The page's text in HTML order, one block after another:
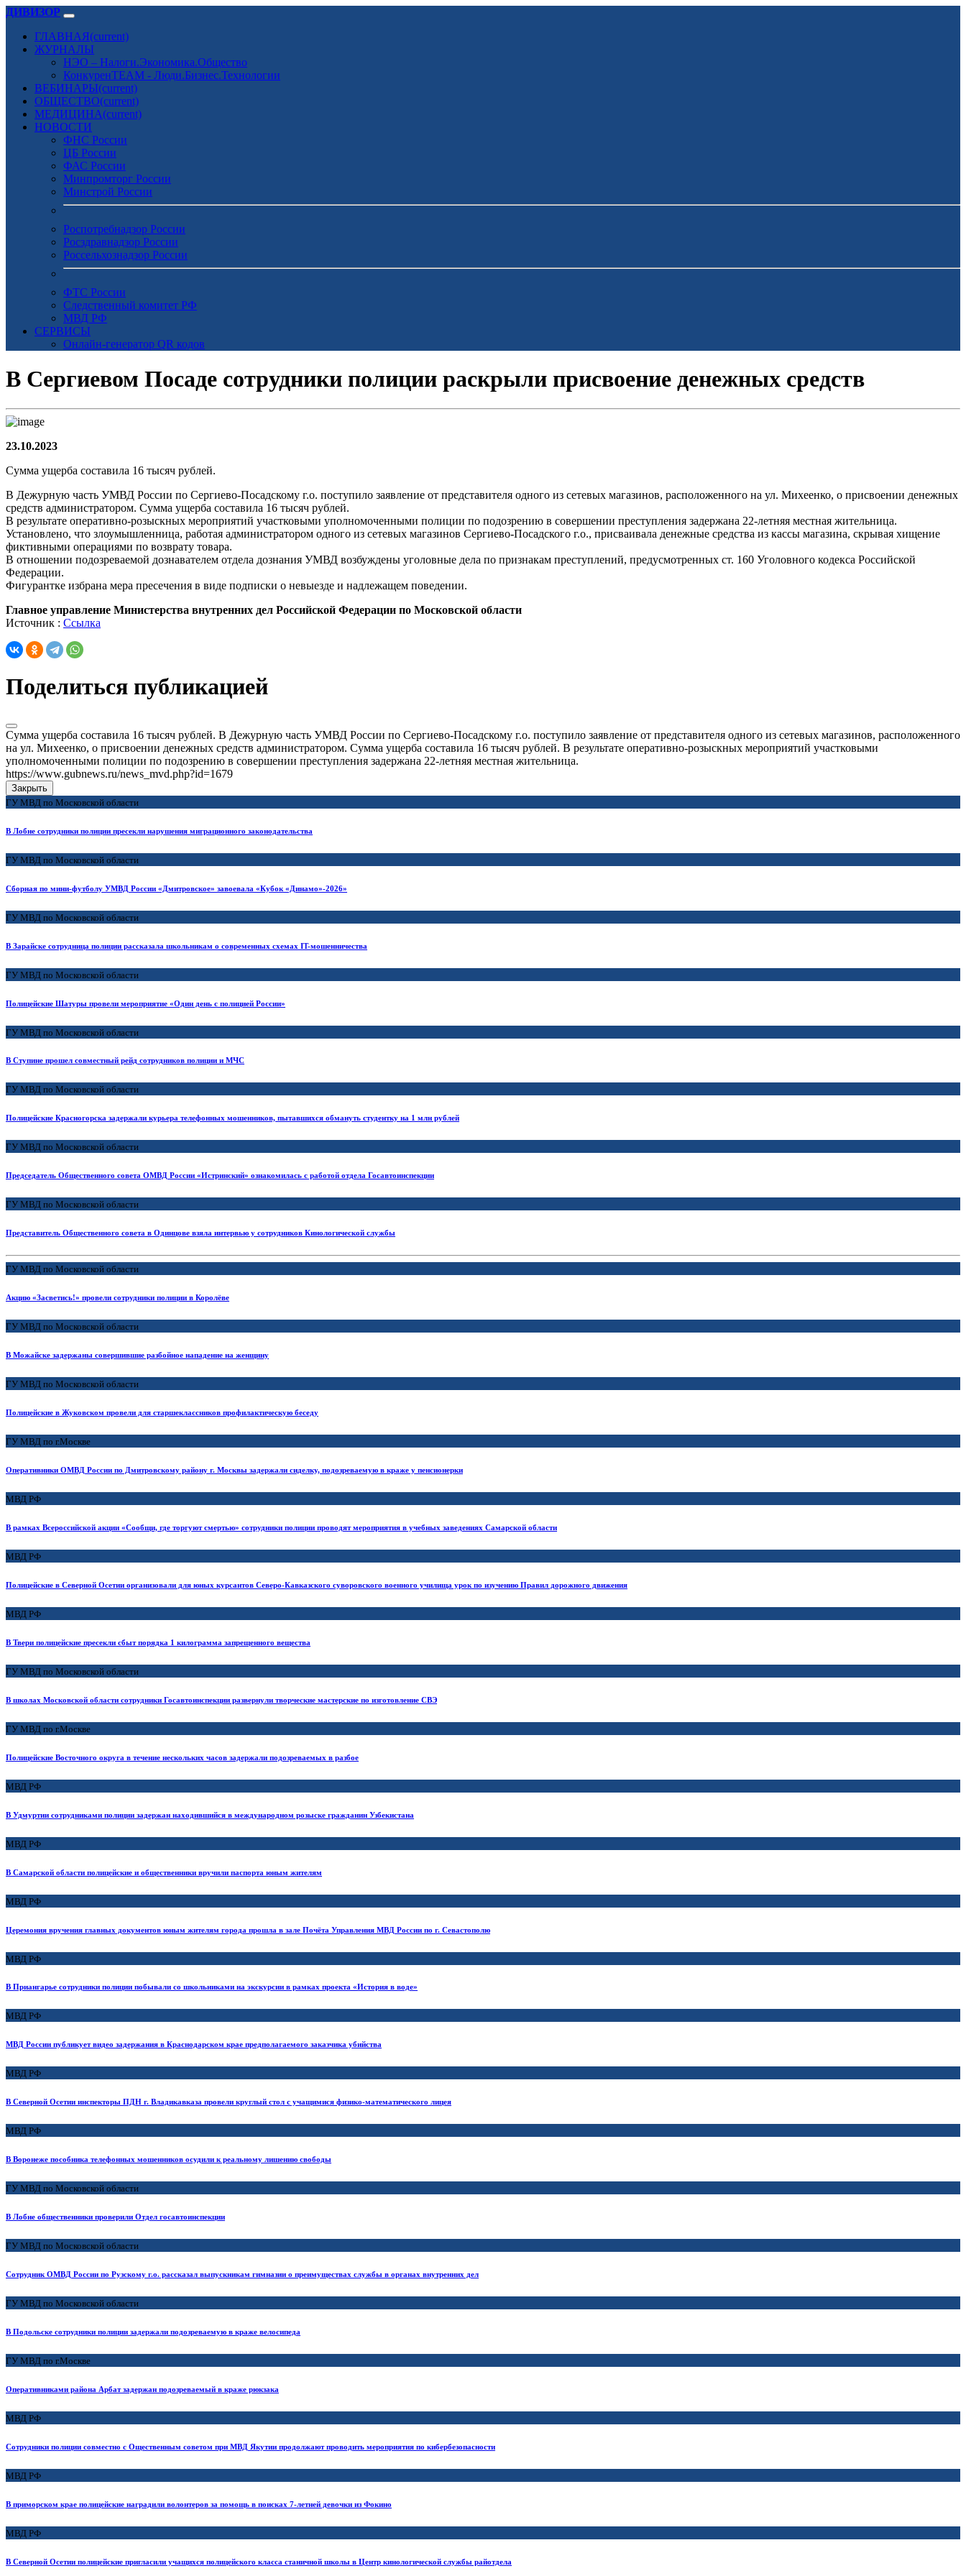
ДИВИЗОР
ГЛАВНАЯ(current)
ЖУРНАЛЫ
НЭО – Налоги.Экономика.Общество
КонкуренTEAM - Люди.Бизнес.Технологии
ВЕБИНАРЫ(current)
ОБЩЕСТВО(current)
МЕДИЦИНА(current)
НОВОСТИ
ФНС России
ЦБ России
ФАС России
Минпромторг России
Минстрой России
Роспотребнадзор России
Росздравнадзор России
Россельхознадзор России
ФТС России
Следственный комитет РФ
МВД РФ
СЕРВИСЫ
Онлайн-генератор QR кодов
В Сергиевом Посаде сотрудники полиции раскрыли присвоение денежных средств
23.10.2023
Сумма ущерба составила 16 тысяч рублей.
В Дежурную часть УМВД России по Сергиево-Посадскому г.о. поступило заявление от представителя одного из сетевых магазинов, расположенного на ул. Михеенко, о присвоении денежных
средств администратором. Сумма ущерба составила 16 тысяч рублей.
В результате оперативно-розыскных мероприятий участковыми уполномоченными полиции по подозрению в совершении преступления задержана 22-летняя местная жительница.
Установлено, что злоумышленница, работая администратором одного из сетевых магазинов Сергиево-Посадского г.о., присваивала денежные средства из кассы магазина, скрывая хищение
фиктивными операциями по возврату товара.
В отношении подозреваемой дознавателем отдела дознания УМВД возбуждены уголовные дела по признакам преступлений, предусмотренных ст. 160 Уголовного кодекса Российской
Федерации.
Фигурантке избрана мера пресечения в виде подписки о невыезде и надлежащем поведении.
Главное управление Министерства внутренних дел Российской Федерации по Московской области
Источник : Ссылка
Поделиться публикацией
Сумма ущерба составила 16 тысяч рублей. В Дежурную часть УМВД России по Сергиево-Посадскому г.о. поступило заявление от представителя одного из сетевых магазинов, расположенного
на ул. Михеенко, о присвоении денежных средств администратором. Сумма ущерба составила 16 тысяч рублей. В результате оперативно-розыскных мероприятий участковыми
уполномоченными полиции по подозрению в совершении преступления задержана 22-летняя местная жительница.
https://www.gubnews.ru/news_mvd.php?id=1679
Закрыть
ГУ МВД по Московской области
В Лобне сотрудники полиции пресекли нарушения миграционного законодательства
ГУ МВД по Московской области
Сборная по мини-футболу УМВД России «Дмитровское» завоевала «Кубок «Динамо»-2026»
ГУ МВД по Московской области
В Зарайске сотрудница полиции рассказала школьникам о современных схемах IT-мошенничества
ГУ МВД по Московской области
Полицейские Шатуры провели мероприятие «Один день с полицией России»
ГУ МВД по Московской области
В Ступине прошел совместный рейд сотрудников полиции и МЧС
ГУ МВД по Московской области
Полицейские Красногорска задержали курьера телефонных мошенников, пытавшихся обмануть студентку на 1 млн рублей
ГУ МВД по Московской области
Председатель Общественного совета ОМВД России «Истринский» ознакомилась с работой отдела Госавтоинспекции
ГУ МВД по Московской области
Представитель Общественного совета в Одинцове взяла интервью у сотрудников Кинологической службы
ГУ МВД по Московской области
Акцию «Засветись!» провели сотрудники полиции в Королёве
ГУ МВД по Московской области
В Можайске задержаны совершившие разбойное нападение на женщину
ГУ МВД по Московской области
Полицейские в Жуковском провели для старшеклассников профилактическую беседу
ГУ МВД по г.Москве
Оперативники ОМВД России по Дмитровскому району г. Москвы задержали сиделку, подозреваемую в краже у пенсионерки
МВД РФ
В рамках Всероссийской акции «Сообщи, где торгуют смертью» сотрудники полиции проводят мероприятия в учебных заведениях Самарской области
МВД РФ
Полицейские в Северной Осетии организовали для юных курсантов Северо-Кавказского суворовского военного училища урок по изучению Правил дорожного движения
МВД РФ
В Твери полицейские пресекли сбыт порядка 1 килограмма запрещенного вещества
ГУ МВД по Московской области
В школах Московской области сотрудники Госавтоинспекции развернули творческие мастерские по изготовление СВЭ
ГУ МВД по г.Москве
Полицейские Восточного округа в течение нескольких часов задержали подозреваемых в разбое
МВД РФ
В Удмуртии сотрудниками полиции задержан находившийся в международном розыске гражданин Узбекистана
МВД РФ
В Самарской области полицейские и общественники вручили паспорта юным жителям
МВД РФ
Церемония вручения главных документов юным жителям города прошла в зале Почёта Управления МВД России по г. Севастополю
МВД РФ
В Приангарье сотрудники полиции побывали со школьниками на экскурсии в рамках проекта «История в воде»
МВД РФ
МВД России публикует видео задержания в Краснодарском крае предполагаемого заказчика убийства
МВД РФ
В Северной Осетии инспекторы ПДН г. Владикавказа провели круглый стол с учащимися физико-математического лицея
МВД РФ
В Воронеже пособника телефонных мошенников осудили к реальному лишению свободы
ГУ МВД по Московской области
В Лобне общественники проверили Отдел госавтоинспекции
ГУ МВД по Московской области
Сотрудник ОМВД России по Рузскому г.о. рассказал выпускникам гимназии о преимуществах службы в органах внутренних дел
ГУ МВД по Московской области
В Подольске сотрудники полиции задержали подозреваемую в краже велосипеда
ГУ МВД по г.Москве
Оперативниками района Арбат задержан подозреваемый в краже рюкзака
МВД РФ
Сотрудники полиции совместно с Ощественным советом при МВД Якутии продолжают проводить мероприятия по кибербезопасности
МВД РФ
В приморском крае полицейские наградили волонтеров за помощь в поисках 7-летней девочки из Фокино
МВД РФ
В Северной Осетии полицейские пригласили учащихся полицейского класса станичной школы в Центр кинологической службы райотдела